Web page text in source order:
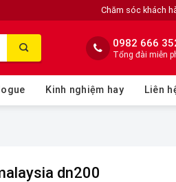
Chăm sóc khách
0982 666
Tổng đài miễn
Kinh nghiệm hay Liên
dn200